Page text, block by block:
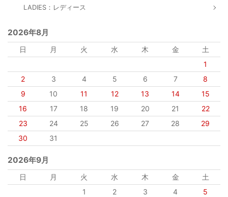
LADIES：レディース
2026年8月
日 月 火 水 木 金
土
1
2
3 4 5 6 7
8
9
10 11 12 13 14
15
16
17 18 19 20 21
22
23
24 25 26 27 28
29
30
31
2026年9月
日 月 火 水 木 金
土
1
2 3 4
5